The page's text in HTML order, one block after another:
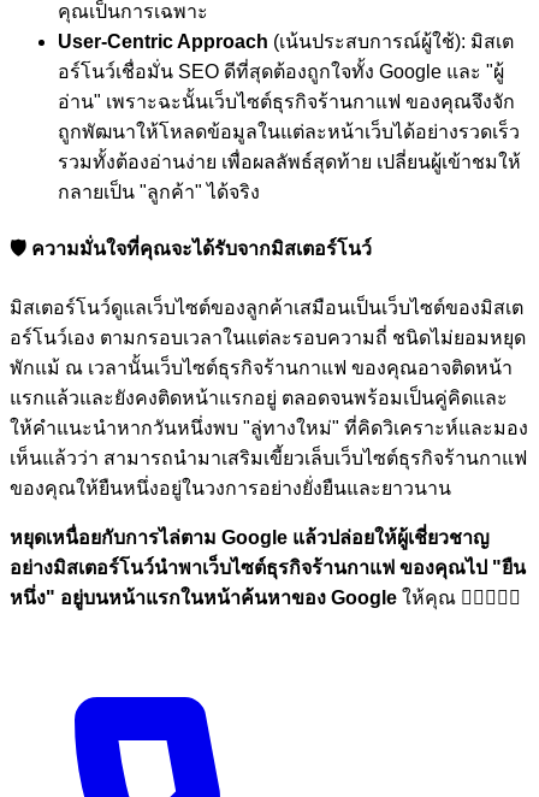
คุณเป็นการเฉพาะ
User-Centric Approach (เน้นประสบการณ์ผู้ใช้): มิสเต
อร์โนว์เชื่อมั่น SEO ดีที่สุดต้องถูกใจทั้ง Google และ "ผู้
อ่าน" เพราะฉะนั้นเว็บไซต์ธุรกิจร้านกาแฟ ของคุณจึงจัก
ถูกพัฒนาให้โหลดข้อมูลในแต่ละหน้าเว็บได้อย่างรวดเร็ว
รวมทั้งต้องอ่านง่าย เพื่อผลลัพธ์สุดท้าย เปลี่ยนผู้เข้าชมให้
กลายเป็น "ลูกค้า" ได้จริง
🛡️ ความมั่นใจที่คุณจะได้รับจากมิสเตอร์โนว์
มิสเตอร์โนว์ดูแลเว็บไซต์ของลูกค้าเสมือนเป็นเว็บไซต์ของมิสเต
อร์โนว์เอง ตามกรอบเวลาในแต่ละรอบความถี่ ชนิดไม่ยอมหยุด
พักแม้ ณ เวลานั้นเว็บไซต์ธุรกิจร้านกาแฟ ของคุณอาจติดหน้า
แรกแล้วและยังคงติดหน้าแรกอยู่ ตลอดจนพร้อมเป็นคู่คิดและ
ให้คำแนะนำหากวันหนึ่งพบ "ลู่ทางใหม่" ที่คิดวิเคราะห์และมอง
เห็นแล้วว่า สามารถนำมาเสริมเขี้ยวเล็บเว็บไซต์ธุรกิจร้านกาแฟ
ของคุณให้ยืนหนึ่งอยู่ในวงการอย่างยั่งยืนและยาวนาน
หยุดเหนื่อยกับการไล่ตาม Google แล้วปล่อยให้ผู้เชี่ยวชาญ
อย่างมิสเตอร์โนว์นำพาเว็บไซต์ธุรกิจร้านกาแฟ ของคุณไป "ยืน
หนึ่ง" อยู่บนหน้าแรกในหน้าค้นหาของ Google ให้คุณ 🏋🏼💪🏼🎉